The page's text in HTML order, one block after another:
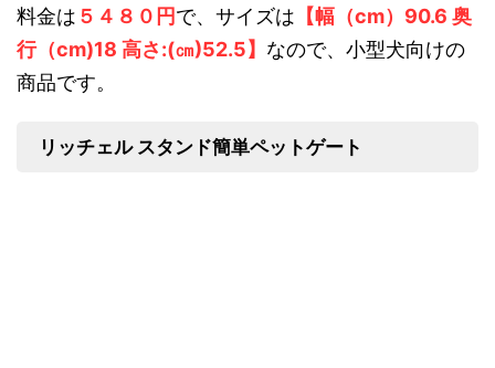
料金は ５４８０円で、サイズは 【幅（cm）90.6 奥
行（cm)18 高さ:(㎝)52.5】 なので、小型犬向けの
商品です。
リッチェル スタンド簡単ペットゲート